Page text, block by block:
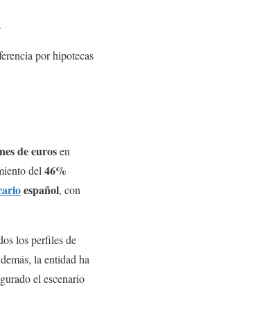
por hipotecas
de eurosen
del 46%
español, con
los perfiles de
la entidad ha
el escenario